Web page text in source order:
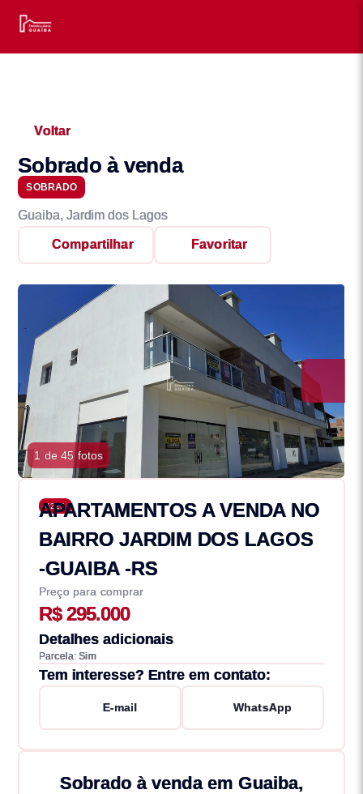
Voltar
Sobrado à venda
SOBRADO
Guaiba, Jardim dos Lagos
Compartilhar Favoritar
1 de 45 fotos
4225
APARTAMENTOS A VENDA NO
BAIRRO JARDIM DOS LAGOS
-GUAIBA -RS
Preço para comprar
R$ 295.000
Detalhes adicionais
Parcela: Sim
Tem interesse? Entre em contato:
E-mail WhatsApp
Sobrado à venda em Guaiba,